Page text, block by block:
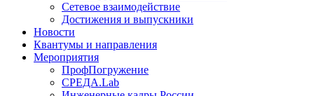
Сетевое взаимодействие
Достижения и выпускники
Новости
Квантумы и направления
Мероприятия
ПрофПогружение
СРЕДА.Lab